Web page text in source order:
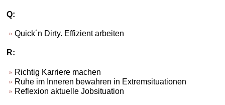
Q:
Quick´n Dirty. Effizient arbeiten
R:
Richtig Karriere machen
Ruhe im Inneren bewahren in Extremsituationen
Reflexion aktuelle Jobsituation